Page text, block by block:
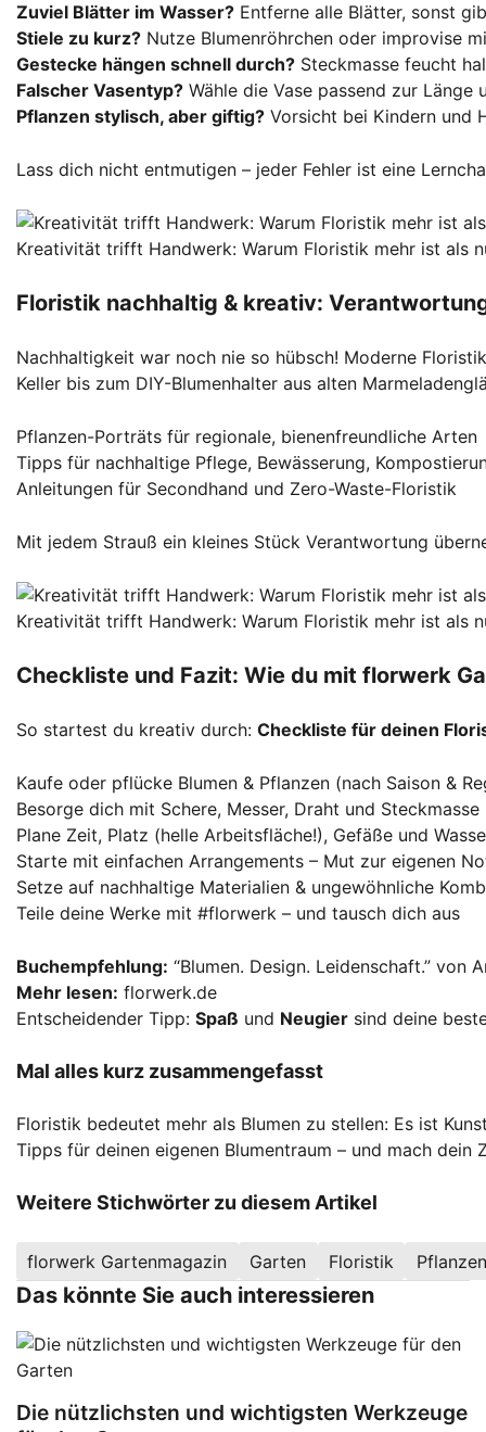
Zuviel Blätter im Wasser? Entferne alle Blätter, sonst
Stiele zu kurz? Nutze Blumenröhrchen oder improvise
Gestecke hängen schnell durch? Steckmasse feucht
Falscher Vasentyp? Wähle die Vase passend zur Länge
Pflanzen stylisch, aber giftig? Vorsicht bei Kindern und
Lass dich nicht entmutigen – jeder Fehler ist eine
Kreativität trifft Handwerk: Warum Floristik mehr ist als
Floristik nachhaltig & kreativ:
Nachhaltigkeit war noch nie so hübsch! Moderne
Keller bis zum DIY-Blumenhalter aus alten
Pflanzen-Porträts für regionale, bienenfreundliche Arten
Tipps für nachhaltige Pflege, Bewässerung,
Anleitungen für Secondhand und Zero-Waste-Floristik
Mit jedem Strauß ein kleines Stück Verantwortung
Kreativität trifft Handwerk: Warum Floristik mehr ist als
Checkliste und Fazit: Wie du mit florwerk
So startest du kreativ durch: Checkliste für deinen
Kaufe oder pflücke Blumen & Pflanzen (nach Saison &
Besorge dich mit Schere, Messer, Draht und Steckmasse
Plane Zeit, Platz (helle Arbeitsfläche!), Gefäße und
Starte mit einfachen Arrangements – Mut zur eigenen
Setze auf nachhaltige Materialien & ungewöhnliche
Teile deine Werke mit #florwerk – und tausch dich aus
Buchempfehlung: “Blumen. Design. Leidenschaft.” von
Mehr lesen: florwerk.de
Entscheidender Tipp: Spaß und Neugier sind deine
Mal alles kurz zusammengefasst
Floristik bedeutet mehr als Blumen zu stellen: Es ist
Tipps für deinen eigenen Blumentraum – und mach dein
Weitere Stichwörter zu diesem Artikel
florwerk Gartenmagazin Garten Floristik Pflanzen
Das könnte Sie auch interessieren
Die nützlichsten und wichtigsten Werkzeuge